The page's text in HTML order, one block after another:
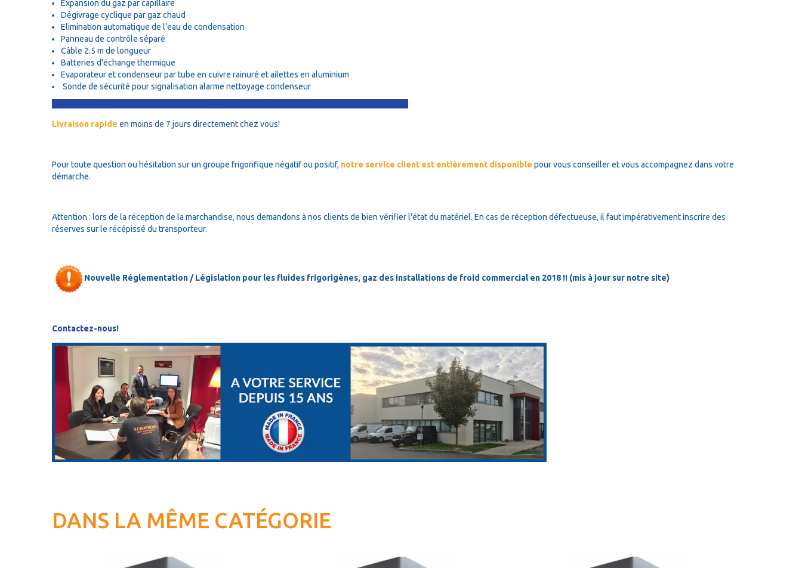
Expansion du gaz par capillaire
Dégivrage cyclique par gaz chaud
Elimination automatique de l'eau de condensation
Panneau de contrôle séparé
Câble 2.5 m de longueur
Batteries d'échange thermique
Evaporateur et condenseur par tube en cuivre rainuré et ailettes en aluminium
Sonde de sécurité pour signalisation alarme nettoyage condenseur
Livraison rapide en moins de 7 jours directement chez vous!
Pour toute question ou hésitation sur un groupe frigorifique négatif ou positif, notre service client est entièrement disponible pour vous conseiller et vous accompagnez dans votre
démarche.
Attention : lors de la réception de la marchandise, nous demandons à nos clients de bien vérifier l'état du matériel. En cas de réception défectueuse, il faut impérativement inscrire des
réserves sur le récépissé du transporteur.
Nouvelle Réglementation / Législation pour les fluides frigorigènes, gaz des installations de froid commercial en 2018 !! (mis à jour sur notre site)
Contactez-nous!
DANS LA MÊME CATÉGORIE